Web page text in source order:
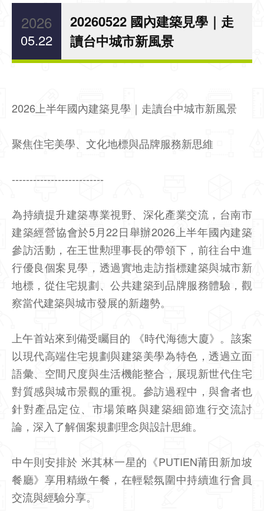
2026
05.22
20260522 國內建築見學｜走
讀台中城市新風景
2026上半年國內建築見學｜走讀台中城市新風景
聚焦住宅美學、文化地標與品牌服務新思維
--------------------------
為持續提升建築專業視野、深化產業交流，台南市
建築經營協會於5月22日舉辦2026上半年國內建築
參訪活動，在王世勲理事長的帶領下，前往台中進
行優良個案見學，透過實地走訪指標建築與城市新
地標，從住宅規劃、公共建築到品牌服務體驗，觀
察當代建築與城市發展的新趨勢。
上午首站來到備受矚目的 《時代海德大廈》。該案
以現代高端住宅規劃與建築美學為特色，透過立面
語彙、空間尺度與生活機能整合，展現新世代住宅
對質感與城市景觀的重視。參訪過程中，與會者也
針對產品定位、市場策略與建築細節進行交流討
論，深入了解個案規劃理念與設計思維。
中午則安排於 米其林一星的《PUTIEN莆田新加坡
餐廳》享用精緻午餐，在輕鬆氛圍中持續進行會員
交流與經驗分享。